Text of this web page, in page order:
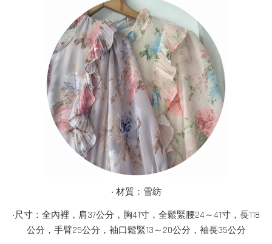
‧ 材質：雪紡
‧尺寸：全內裡，肩37公分，胸41寸，全鬆緊腰24～41寸，長118
公分，手臂25公分，袖口鬆緊13～20公分，袖長35公分